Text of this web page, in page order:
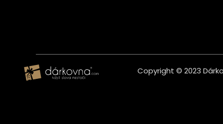
Copyright © 2023